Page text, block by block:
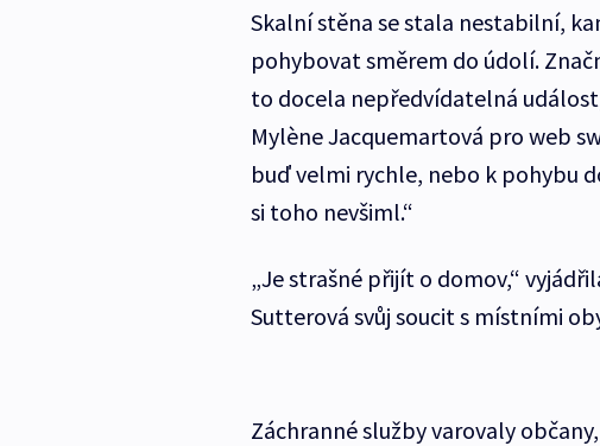
Skalní stěna se stala nestabilní,
pohybovat směrem do údolí.
to docela nepředvídatelná
Mylène Jacquemartová pro web
buď velmi rychle, nebo k pohybu
si toho nevšiml.“
„Je strašné přijít o domov,“
Sutterová svůj soucit s místními
Záchranné služby varovaly